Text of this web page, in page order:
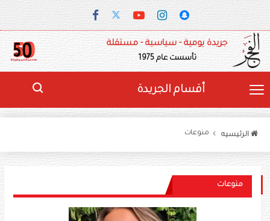
جريدة يومية - سياسية - مستقلة
تأسست عام 1975
أقسام الجريدة
الرئيسيه منوعات
منوعات